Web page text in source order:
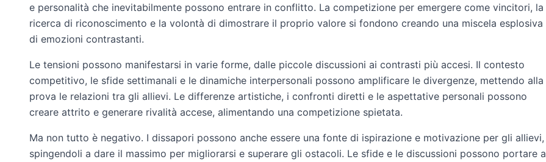
e personalità che inevitabilmente possono entrare in conflitto. La competizione per emergere come vincitori, la
ricerca di riconoscimento e la volontà di dimostrare il proprio valore si fondono creando una miscela esplosiva
di emozioni contrastanti.
Le tensioni possono manifestarsi in varie forme, dalle piccole discussioni ai contrasti più accesi. Il contesto
competitivo, le sfide settimanali e le dinamiche interpersonali possono amplificare le divergenze, mettendo alla
prova le relazioni tra gli allievi. Le differenze artistiche, i confronti diretti e le aspettative personali possono
creare attrito e generare rivalità accese, alimentando una competizione spietata.
Ma non tutto è negativo. I dissapori possono anche essere una fonte di ispirazione e motivazione per gli allievi,
spingendoli a dare il massimo per migliorarsi e superare gli ostacoli. Le sfide e le discussioni possono portare a